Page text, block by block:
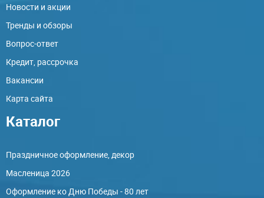
Новости и акции
Тренды и обзоры
Вопрос-ответ
Кредит, рассрочка
Вакансии
Карта сайта
Каталог
Праздничное оформление, декор
Масленица 2026
Оформление ко Дню Победы - 80 лет